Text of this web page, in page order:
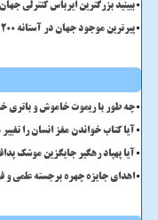
ببینید بزرگترین ایرباس کنترلی
پیرترین موجود جهان در آستانه ۲۰۰ سالگی خبرساز شد
چه طور با ریموت خاموش و باتری
آیا کتاب خواندن مغز انسان را
آیا پهپاد رهگیر جایگزین موشک
اهدای جایزه چهره برجسته علمی و